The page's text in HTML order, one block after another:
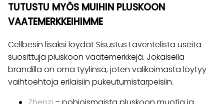
TUTUSTU MYÖS MUIHIN PLUSKOON
VAATEMERKKEIHIMME
Cellbesin lisäksi löydät Sisustus Laventelista useita
suosittuja pluskoon vaatemerkkejä. Jokaisella
brändillä on oma tyylinsä, joten valikoimasta löytyy
vaihtoehtoja erilaisiin pukeutumistarpeisiin.